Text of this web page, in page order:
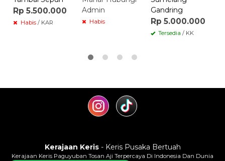
Rp 5.500.000
Habis / KAR
Admin
Habis
Gandring
Rp 5.000.000
Tersedia / KK
Kerajaan Keris- Keris Pusaka Bertuah
Kerajaan Keris Paguyuban Tosan Aji Terpercaya Di Indonesia Dan Dunia